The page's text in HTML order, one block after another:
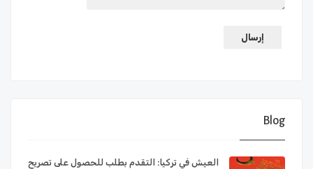
Blog
العيش في تركيا: التقدم بطلب للحصول على تصريح